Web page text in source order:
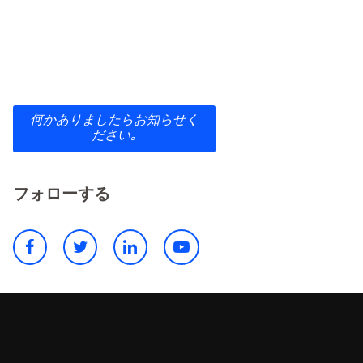
何かありましたらお知らせく
ださい｡
フォローする